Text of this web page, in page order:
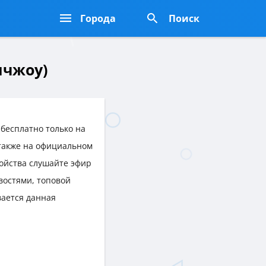
Города Поиск
только на
на официальном
слушайте эфир
топовой
данная